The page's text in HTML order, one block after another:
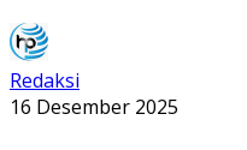
Redaksi
16 Desember 2025